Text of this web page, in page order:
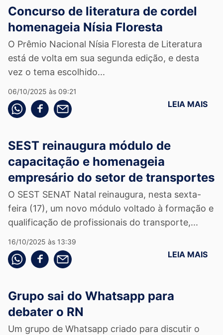
Concurso de literatura de cordel
homenageia Nísia Floresta
O Prêmio Nacional Nísia Floresta de Literatura
está de volta em sua segunda edição, e desta
vez o tema escolhido...
06/10/2025 às 09:21
Compartilhe pelo whatsapp
Compartilhar no facebook
Compartilhe pelo email LEIA MAIS
SEST reinaugura módulo de
capacitação e homenageia
empresário do setor de transportes
O SEST SENAT Natal reinaugura, nesta sexta-
feira (17), um novo módulo voltado à formação e
qualificação de profissionais do transporte,...
16/10/2025 às 13:39
Compartilhe pelo whatsapp
Compartilhar no facebook
Compartilhe pelo email LEIA MAIS
Grupo sai do Whatsapp para
debater o RN
Um grupo de Whatsapp criado para discutir o